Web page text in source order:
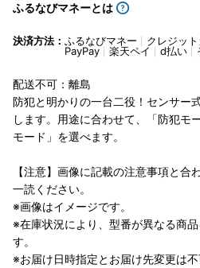
ふるなびマネーとは
決済方法： ふるなびマネー クレジッ
PayPay
楽天ペイ d払い
配送不可：離島
防犯と明かりの一台二役！センサー
します。用途に合わせて、「防犯モ
モード」を選べます。
【注意】画像に記載の注意事項と合
一読ください。
※画像はイメージです。
※在庫状況により、型番が異なる商
す。
※お届け日時指定とお届け先変更は不